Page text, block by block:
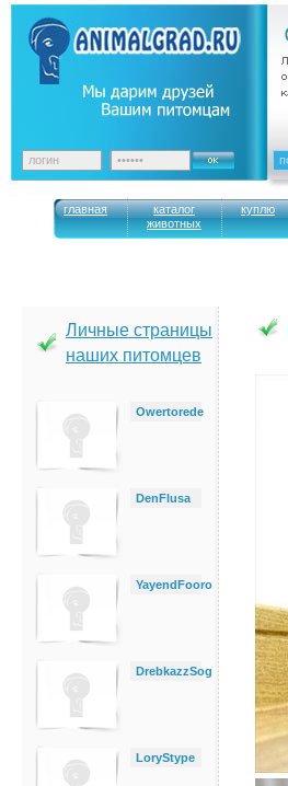
главная
каталог
животных
куплю
Личные страницы
наших питомцев
Owertorede
DenFlusa
YayendFooro
DrebkazzSog
LoryStype